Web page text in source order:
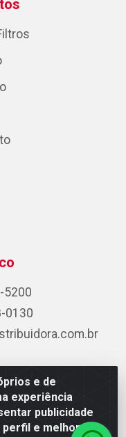
e de
experiência
publicidade
e melhorar a
5200
0130
de Campos, 42 -
CEP 20.920-410 -
85